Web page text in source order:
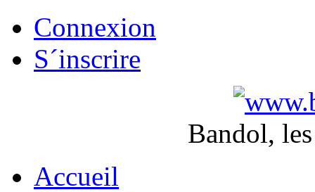
Connexion
S´inscrire
Bandol,
Accueil